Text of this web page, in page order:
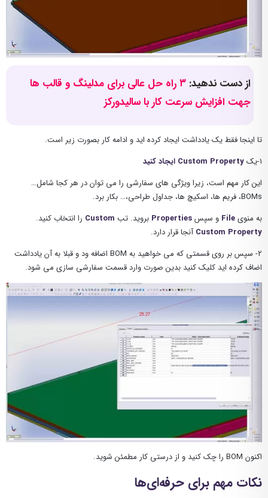
از دست ندهید: ۳ راه حل عالی برای مدلینگ و قالب ها
جهت افزایش سرعت کار با سالیدورکز
تا اینجا فقط یک یادداشت ایجاد کرده اید و ادامه کار بصورت زیر است.
۱-یک
Custom Property ایجاد کنید
این کار مهم است، زیرا ویژگی های سفارشی را می توان در هر کجا شامل…
BOMs، فریم ها، اسکیچ ها، جداول طراحی،… بکار برد.
به منویFile و سپسProperties بروید. تب Custom را انتخاب کنید.
Custom Propertyآنجا قرار دارد.
۲- سپس بر روی قسمتی که می خواهید به BOM اضافه ود و قبلا به آن یادداشت
اضاف کرده اید کلیک کنید بدین صورت وارد قسمت سفارشی سازی می شود.
اکنون BOM را چک کنید و از درستی کار مطمئن شوید.
نکات مهم برای حرفه‌ای‌ها